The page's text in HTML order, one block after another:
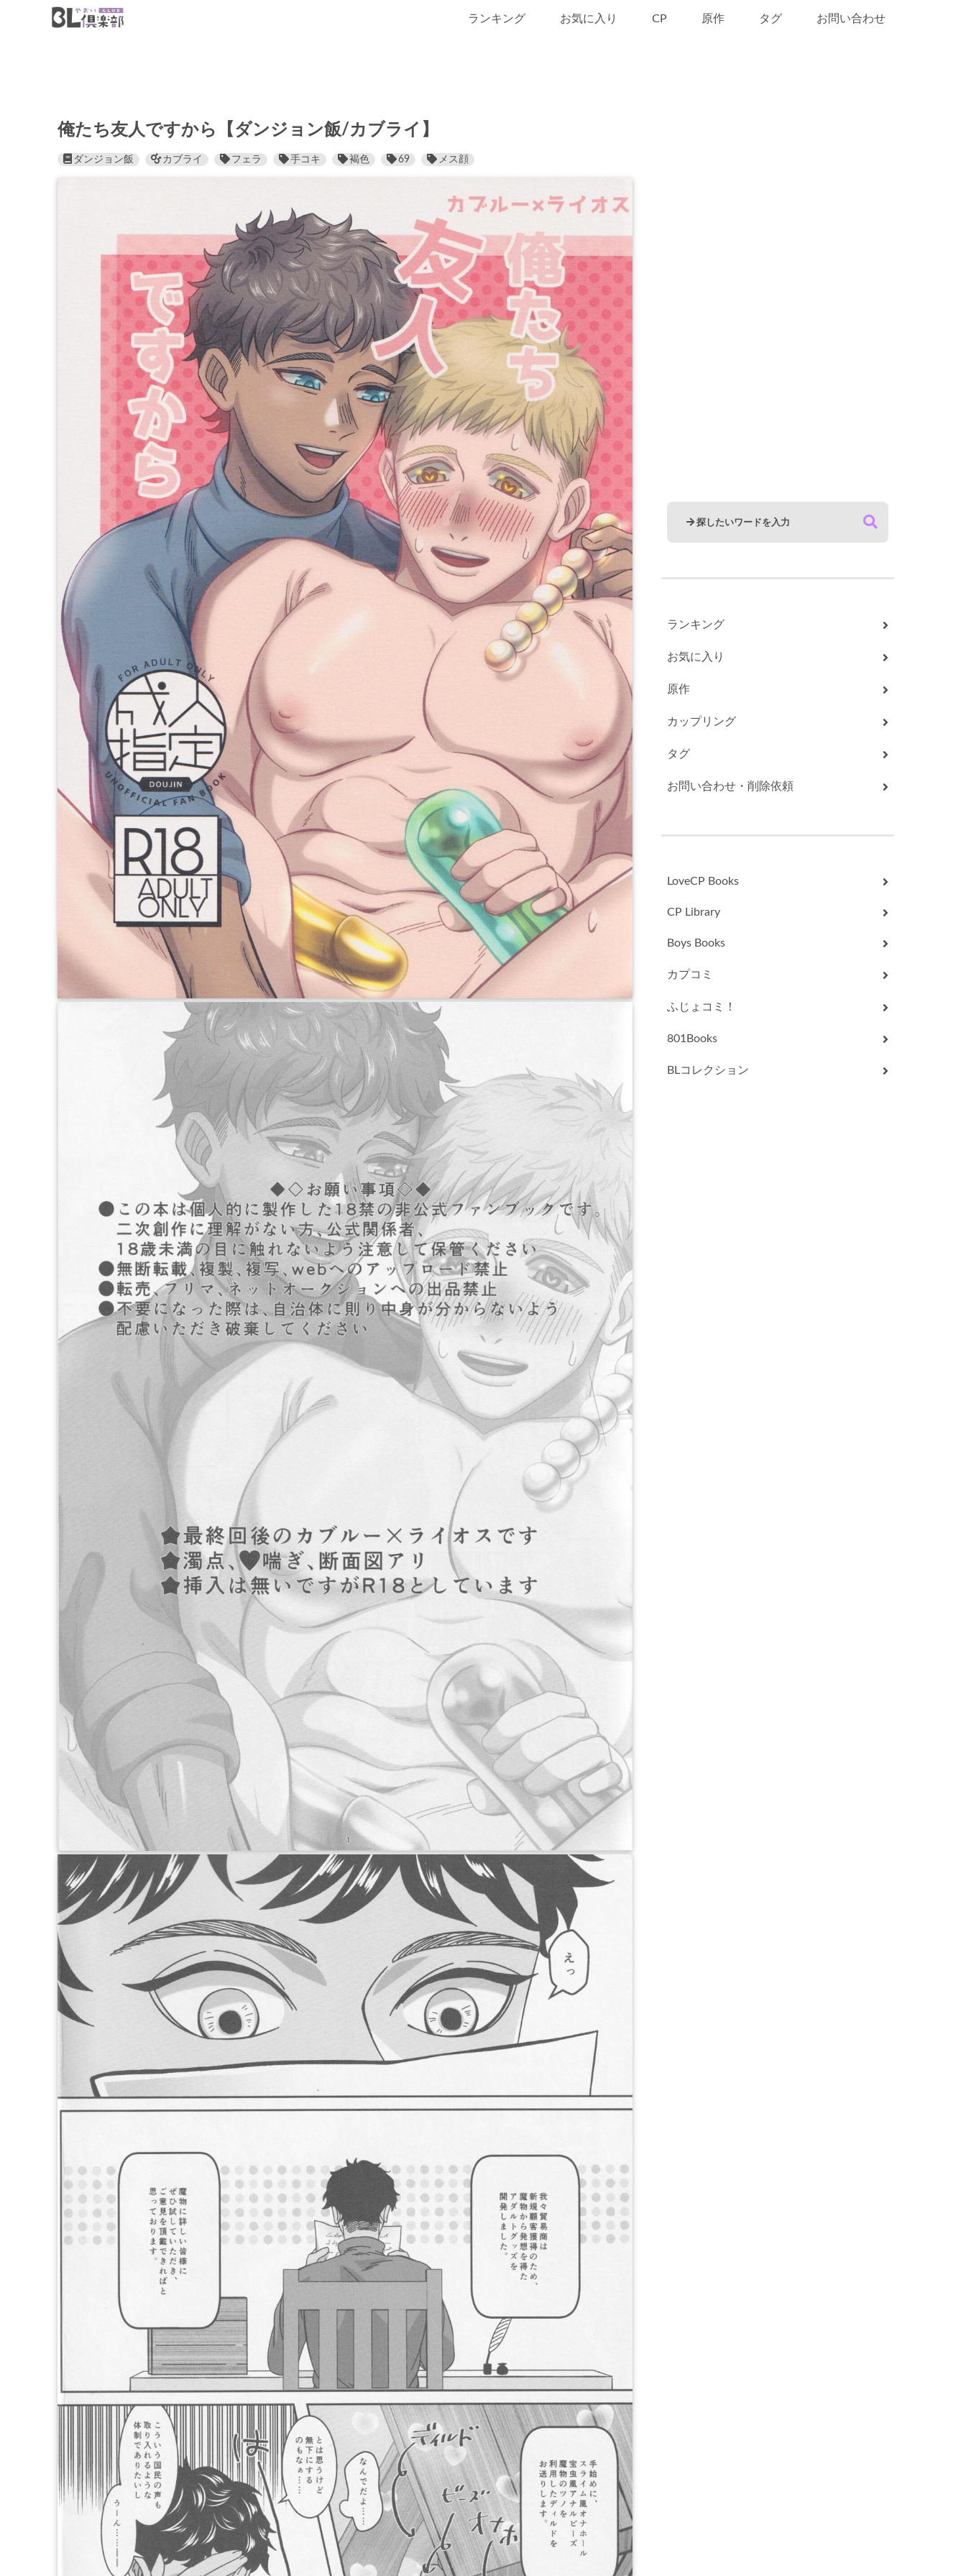
ランキング お気に入り CP 原作 タグ お問い合わせ
俺たち友人ですから【ダンジョン飯/カブライ】
ダンジョン飯 カブライ フェラ 手コキ 褐色 69 メス顔
ランキング
お気に入り
原作
カップリング
タグ
お問い合わせ・削除依頼
LoveCP Books
CP Library
Boys Books
カプコミ
ふじょコミ！
801Books
BLコレクション